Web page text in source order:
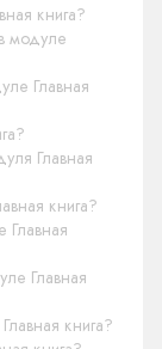
книга?
модуле
Главная
Главная
книга?
Главная
Главная
книга?